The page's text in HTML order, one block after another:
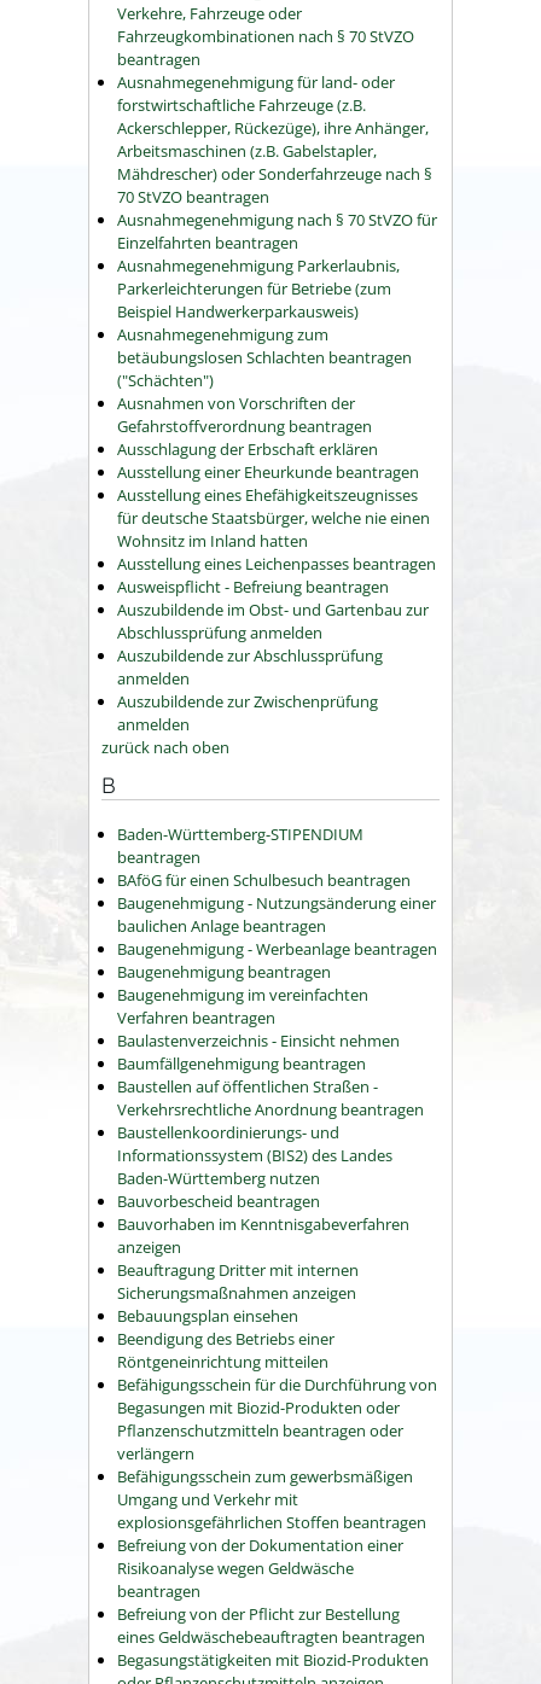
Verkehre, Fahrzeuge oder
Fahrzeugkombinationen nach § 70 StVZO
beantragen
Ausnahmegenehmigung für land- oder
forstwirtschaftliche Fahrzeuge (z.B.
Ackerschlepper, Rückezüge), ihre Anhänger,
Arbeitsmaschinen (z.B. Gabelstapler,
Mähdrescher) oder Sonderfahrzeuge nach §
70 StVZO beantragen
Ausnahmegenehmigung nach § 70 StVZO für
Einzelfahrten beantragen
Ausnahmegenehmigung Parkerlaubnis,
Parkerleichterungen für Betriebe (zum
Beispiel Handwerkerparkausweis)
Ausnahmegenehmigung zum
betäubungslosen Schlachten beantragen
("Schächten")
Ausnahmen von Vorschriften der
Gefahrstoffverordnung beantragen
Ausschlagung der Erbschaft erklären
Ausstellung einer Eheurkunde beantragen
Ausstellung eines Ehefähigkeitszeugnisses
für deutsche Staatsbürger, welche nie einen
Wohnsitz im Inland hatten
Ausstellung eines Leichenpasses beantragen
Ausweispflicht - Befreiung beantragen
Auszubildende im Obst- und Gartenbau zur
Abschlussprüfung anmelden
Auszubildende zur Abschlussprüfung
anmelden
Auszubildende zur Zwischenprüfung
anmelden
zurück nach oben
B
Baden-Württemberg-STIPENDIUM
beantragen
BAföG für einen Schulbesuch beantragen
Baugenehmigung - Nutzungsänderung einer
baulichen Anlage beantragen
Baugenehmigung - Werbeanlage beantragen
Baugenehmigung beantragen
Baugenehmigung im vereinfachten
Verfahren beantragen
Baulastenverzeichnis - Einsicht nehmen
Baumfällgenehmigung beantragen
Baustellen auf öffentlichen Straßen -
Verkehrsrechtliche Anordnung beantragen
Baustellenkoordinierungs- und
Informationssystem (BIS2) des Landes
Baden-Württemberg nutzen
Bauvorbescheid beantragen
Bauvorhaben im Kenntnisgabeverfahren
anzeigen
Beauftragung Dritter mit internen
Sicherungsmaßnahmen anzeigen
Bebauungsplan einsehen
Beendigung des Betriebs einer
Röntgeneinrichtung mitteilen
Befähigungsschein für die Durchführung von
Begasungen mit Biozid-Produkten oder
Pflanzenschutzmitteln beantragen oder
verlängern
Befähigungsschein zum gewerbsmäßigen
Umgang und Verkehr mit
explosionsgefährlichen Stoffen beantragen
Befreiung von der Dokumentation einer
Risikoanalyse wegen Geldwäsche
beantragen
Befreiung von der Pflicht zur Bestellung
eines Geldwäschebeauftragten beantragen
Begasungstätigkeiten mit Biozid-Produkten